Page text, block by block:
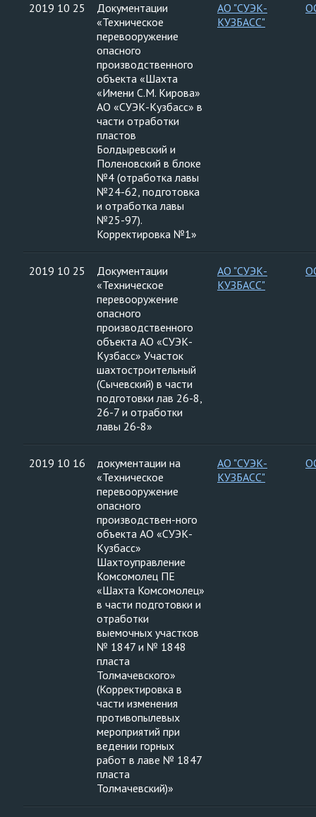
2019 10 25
Документации
«Техническое
перевооружение
опасного
производственного
объекта «Шахта
«Имени С.М. Кирова»
АО «СУЭК-Кузбасс» в
части отработки
пластов
Болдыревский и
Поленовский в блоке
№4 (отработка лавы
№24-62, подготовка
и отработка лавы
№25-97).
Корректировка №1»
АО "СУЭК-
КУЗБАСС"
2019 10 25
Документации
«Техническое
перевооружение
опасного
производственного
объекта АО «СУЭК-
Кузбасс» Участок
шахтостроительный
(Сычевский) в части
подготовки лав 26-8,
26-7 и отработки
лавы 26-8»
АО "СУЭК-
КУЗБАСС"
2019 10 16
документации на
«Техническое
перевооружение
опасного
производствен-ного
объекта АО «СУЭК-
Кузбасс»
Шахтоуправление
Комсомолец ПЕ
«Шахта Комсомолец»
в части подготовки и
отработки
выемочных участков
№ 1847 и № 1848
пласта
Толмачевского»
(Корректировка в
части изменения
противопылевых
мероприятий при
ведении горных
работ в лаве № 1847
пласта
Толмачевский)»
АО "СУЭК-
КУЗБАСС"